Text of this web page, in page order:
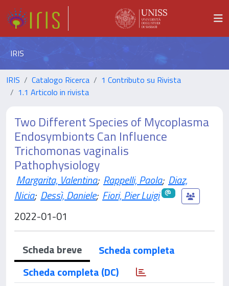
IRIS
IRIS Catalogo Ricerca
1 Contributo su Rivista
1.1 Articolo in rivista
Two Different Species of Mycoplasma
Endosymbionts Can Influence
Trichomonas vaginalis
Pathophysiology
Margarita, Valentina; Rappelli, Paola; Diaz,
Nicia; Dessì, Daniele; Fiori, Pier Luigi
2022-01-01
Scheda breve
Scheda completa
Scheda completa (DC)